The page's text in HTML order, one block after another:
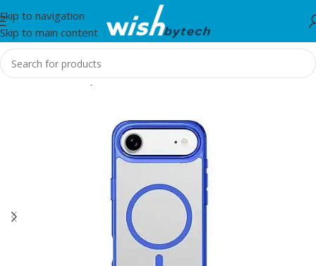
Skip to navigation
Skip to main content
Home/Aksesorë për mobil dhe IT